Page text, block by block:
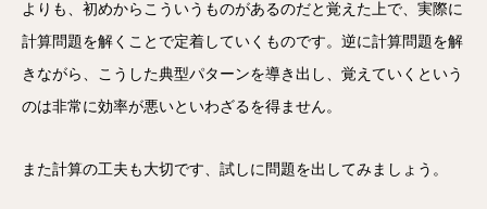
よりも、初めからこういうものがあるのだと覚えた上で、実際に
計算問題を解くことで定着していくものです。逆に計算問題を解
きながら、こうした典型パターンを導き出し、覚えていくという
のは非常に効率が悪いといわざるを得ません。
また計算の工夫も大切です、試しに問題を出してみましょう。